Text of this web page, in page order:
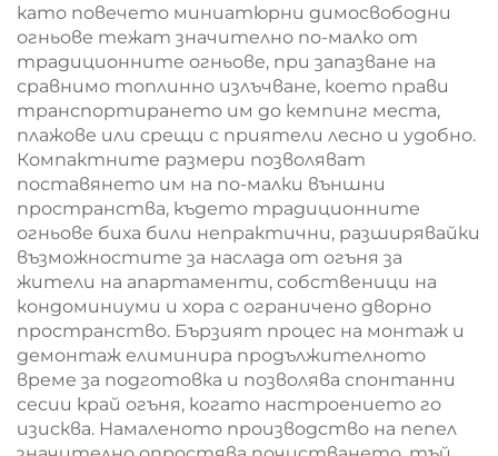
като повечето миниатюрни димосвободни
огньове тежат значително по-малко от
традиционните огньове, при запазване на
сравнимо топлинно излъчване, което прави
транспортирането им до кемпинг места,
плажове или срещи с приятели лесно и удобно.
Компактните размери позволяват
поставянето им на по-малки външни
пространства, където традиционните
огньове биха били непрактични, разширявайки
възможностите за наслада от огъня за
жители на апартаменти, собственици на
кондоминиуми и хора с ограничено дворно
пространство. Бързият процес на монтаж и
демонтаж елиминира продължителното
време за подготовка и позволява спонтанни
сесии край огъня, когато настроението го
изисква. Намаленото производство на пепел